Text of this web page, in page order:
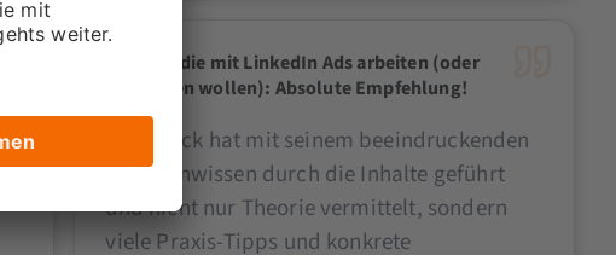
Für alle, die mit LinkedIn Ads arbeiten (oder
einsteigen wollen): Absolute Empfehlung!
Patrick hat mit seinem beeindruckenden
Expertenwissen durch die Inhalte geführt
und nicht nur Theorie vermittelt, sondern
viele Praxis-Tipps und konkrete